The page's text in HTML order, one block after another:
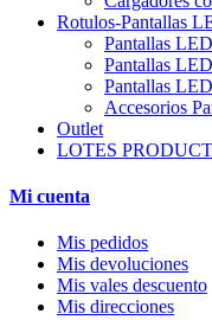
Rotulos-Pantallas
Pantallas
Pantallas
Pantallas
Accesorios
Outlet
LOTES
Mi cuenta
Mis pedidos
Mis devoluciones
Mis vales descuento
Mis direcciones